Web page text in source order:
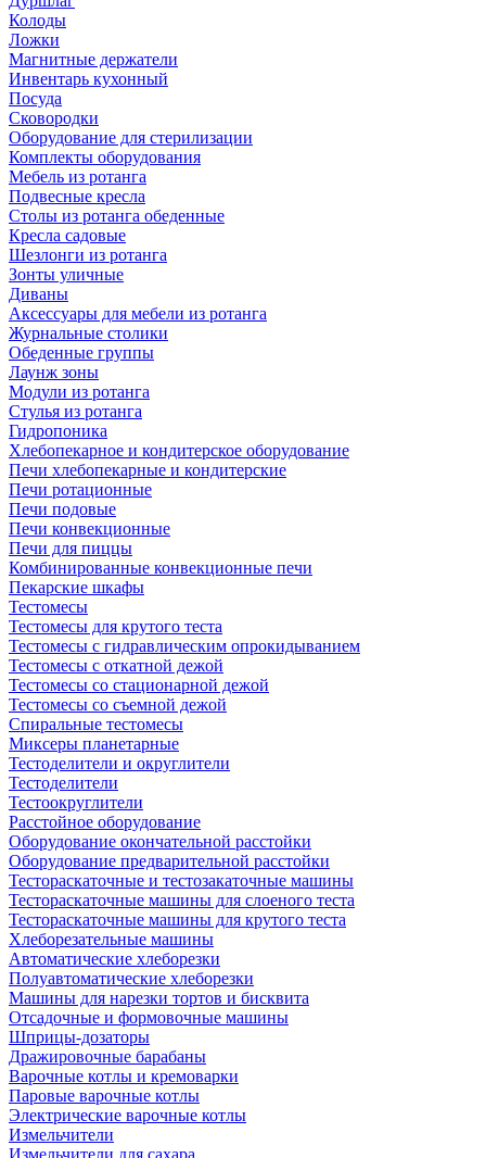
Колоды
Ложки
Магнитные держатели
Инвентарь кухонный
Посуда
Сковородки
Оборудование для стерилизации
Комплекты оборудования
Мебель из ротанга
Подвесные кресла
Столы из ротанга обеденные
Кресла садовые
Шезлонги из ротанга
Зонты уличные
Диваны
Аксессуары для мебели из ротанга
Журнальные столики
Обеденные группы
Лаунж зоны
Модули из ротанга
Стулья из ротанга
Гидропоника
Хлебопекарное и кондитерское оборудование
Печи хлебопекарные и кондитерские
Печи ротационные
Печи подовые
Печи конвекционные
Печи для пиццы
Комбинированные конвекционные печи
Пекарские шкафы
Тестомесы
Тестомесы для крутого теста
Тестомесы с гидравлическим опрокидыванием
Тестомесы с откатной дежой
Тестомесы со стационарной дежой
Тестомесы со съемной дежой
Спиральные тестомесы
Миксеры планетарные
Тестоделители и округлители
Тестоделители
Тестоокруглители
Расстойное оборудование
Оборудование окончательной расстойки
Оборудование предварительной расстойки
Тестораскаточные и тестозакаточные машины
Тестораскаточные машины для слоеного теста
Тестораскаточные машины для крутого теста
Хлеборезательные машины
Автоматические хлеборезки
Полуавтоматические хлеборезки
Машины для нарезки тортов и бисквита
Отсадочные и формовочные машины
Шприцы-дозаторы
Дражировочные барабаны
Варочные котлы и кремоварки
Паровые варочные котлы
Электрические варочные котлы
Измельчители
Измельчители для сахара